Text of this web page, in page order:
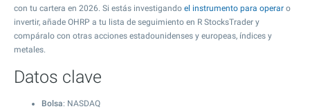
con tu cartera en 2026. Si estás investigando el instrumento para operar o
invertir, añade OHRP a tu lista de seguimiento en R StocksTrader y
compáralo con otras acciones estadounidenses y europeas, índices y
metales.
Datos clave
Bolsa: NASDAQ